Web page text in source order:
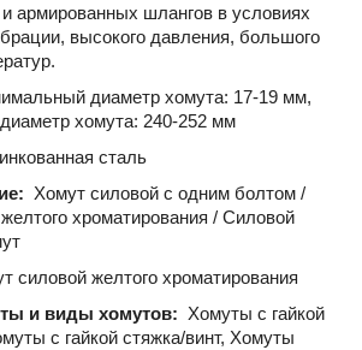
армированных шлангов в условиях
высокого давления, большого
диаметр хомута: 17-19 мм,
хомута: 240-252 мм
сталь
Хомут силовой с одним болтом /
хроматирования / Силовой
силовой желтого хроматирования
и виды хомутов: Хомуты с гайкой
с гайкой стяжка/винт, Хомуты